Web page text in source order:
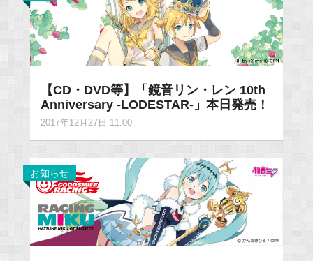
【CD・DVD等】「鏡音リン・レン 10th
Anniversary -LODESTAR-」本日発売！
2017年12月27日 11:00
お知らせ